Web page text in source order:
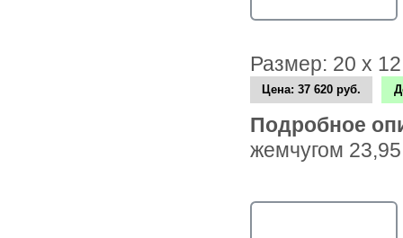
Размер: 20 х
Цена:37 620 руб.
Подробное
жемчугом